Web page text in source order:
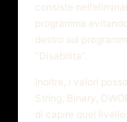
consiste
programma
destro sul
“Disabilita”.
Inoltre, i valori
String, Binary,
di capire quel